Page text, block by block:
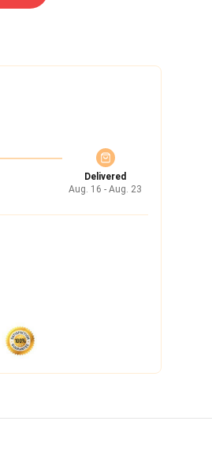
Delivered
Aug. 16 - Aug. 23